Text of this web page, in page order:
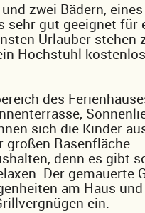
zwei Bädern,
sehr gut geeignet für
Urlauber stehen
Hochstuhl
des
sich die Kinder
Rasenfläche.
denn es gibt
Der gemauerte
am Haus
ein.